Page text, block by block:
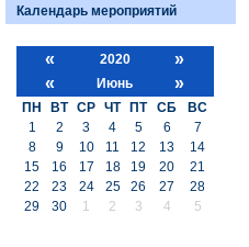
Календарь мероприятий
« 2020
»
«
Июнь »
ПН ВТ СР ЧТ ПТ СБ
ВС
1
2 3 4 5 6
7
8
9 10 11 12 13
14
15
16 17 18 19 20
21
22
23 24 25 26 27
28
29
30 1 2 3 4 5